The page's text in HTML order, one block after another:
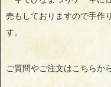
売もしておりますので手作
す。
ご質問やご注文はこちらか